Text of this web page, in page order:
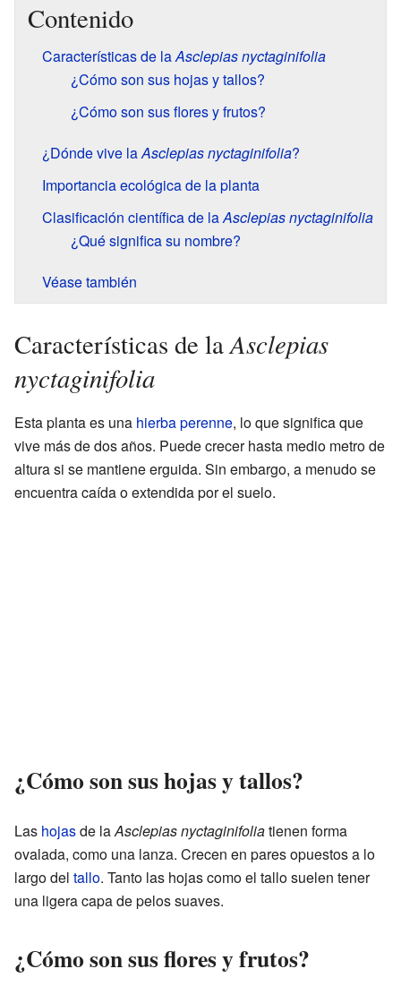
Contenido
Características de laAsclepias nyctaginifolia
¿Cómo son sus hojas y tallos?
¿Cómo son sus flores y frutos?
¿Dónde vive laAsclepias nyctaginifolia?
Importancia ecológica de la planta
Clasificación científica de laAsclepias nyctaginifolia
¿Qué significa su nombre?
Véase también
Características de laAsclepias
nyctaginifolia
Esta planta es una hierbaperenne, lo que significa que
vive más de dos años. Puede crecer hasta medio metro de
altura si se mantiene erguida. Sin embargo, a menudo se
encuentra caída o extendida por el suelo.
¿Cómo son sus hojas y tallos?
Las hojasde laAsclepias nyctaginifoliatienen forma
ovalada, como una lanza. Crecen en pares opuestos a lo
largo del tallo. Tanto las hojas como el tallo suelen tener
una ligera capa de pelos suaves.
¿Cómo son sus flores y frutos?